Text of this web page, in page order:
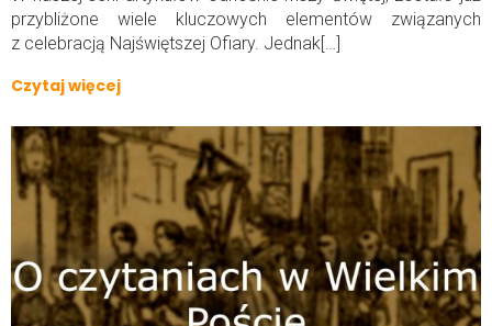
przybliżone wiele kluczowych elementów związanych
z celebracją Najświętszej Ofiary. Jednak[…]
Czytaj więcej